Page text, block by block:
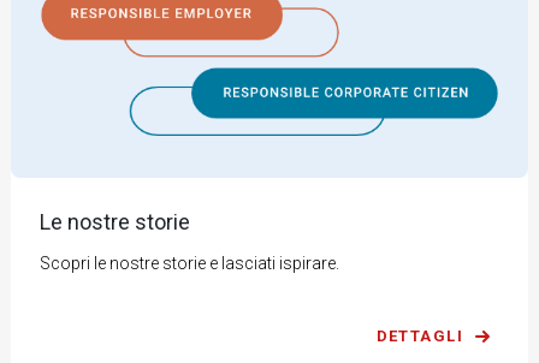
Le nostre storie
Scopri le nostre storie e lasciati ispirare.
DETTAGLI